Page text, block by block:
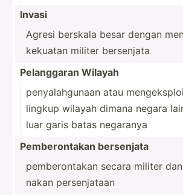
Invasi
Agresi berskala besar dengan
kekuatan militer bersenjata
Pelang­garan Wilayah
penyal­ahg­unaan atau
lingkup wilayah dimana negara
luar garis batas negaranya
Pember­ontakan bersenjata
pember­ontakan secara militer
nakan persen­jataan